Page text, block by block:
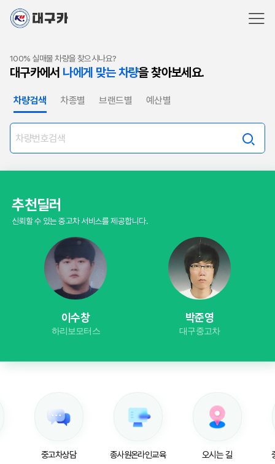
100% 실매물 차량을 찾으시나요?
대구카에서 나에게 맞는 차량을 찾아보세요.
차량검색 차종별 브랜드별 예산별
추천딜러
신뢰할 수 있는 중고차 서비스를 제공합니다.
이수창
하리보모터스
박준영
대구중고차
중고차상담 종사원온라인교육 오시는 길